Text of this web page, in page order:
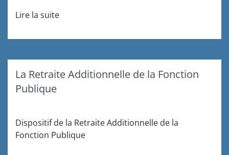
Lire la suite
La Retraite Additionnelle de la Fonction
Publique
Dispositif de la Retraite Additionnelle de la
Fonction Publique